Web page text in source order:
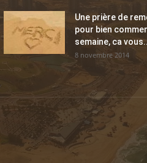
Une prière de
pour bien
semaine, ca
8 novembre 2014